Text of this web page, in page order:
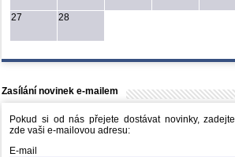
27 28
Zasílání novinek e-mailem
Pokud si od nás přejete dostávat novinky, zadejte
zde vaši e-mailovou adresu:
E-mail